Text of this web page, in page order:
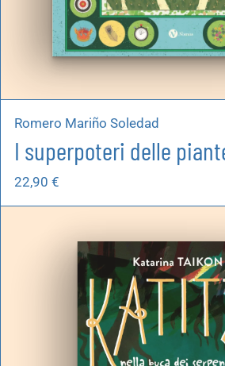
Romero Mariño Soledad
I superpoteri delle
22,90 €